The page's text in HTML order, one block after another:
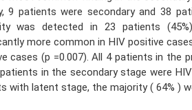
9 patients were secondary and 38
was detected in 23 patients
more common in HIV positive
cases (p =0.007). All 4 patients in the
in the secondary stage were
with latent stage, the majority ( 64% )